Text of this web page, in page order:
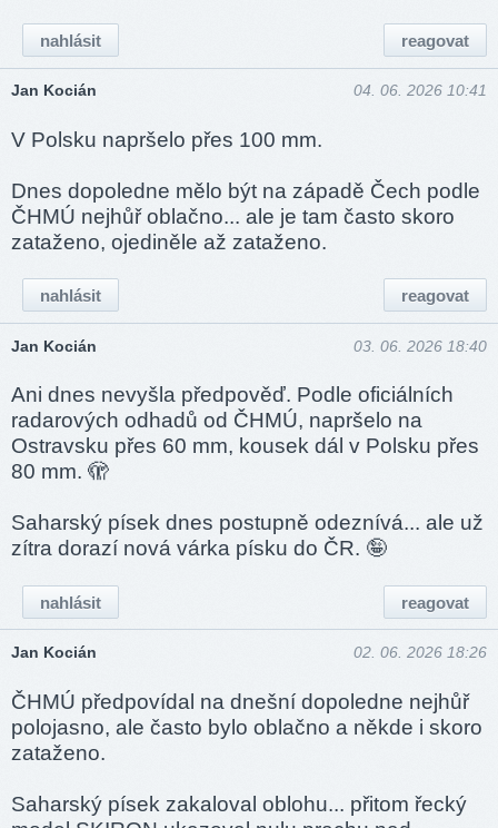
reagovat
nahlásit
Jan Kocián 04. 06. 2026 10:41
V Polsku napršelo přes 100 mm.
Dnes dopoledne mělo být na západě Čech podle
ČHMÚ nejhůř oblačno... ale je tam často skoro
zataženo, ojediněle až zataženo.
reagovat
nahlásit
Jan Kocián 03. 06. 2026 18:40
Ani dnes nevyšla předpověď. Podle oficiálních
radarových odhadů od ČHMÚ, napršelo na
Ostravsku přes 60 mm, kousek dál v Polsku přes
80 mm. 🫣
Saharský písek dnes postupně odeznívá... ale už
zítra dorazí nová várka písku do ČR. 🤪
reagovat
nahlásit
Jan Kocián 02. 06. 2026 18:26
ČHMÚ předpovídal na dnešní dopoledne nejhůř
polojasno, ale často bylo oblačno a někde i skoro
zataženo.
Saharský písek zakaloval oblohu... přitom řecký